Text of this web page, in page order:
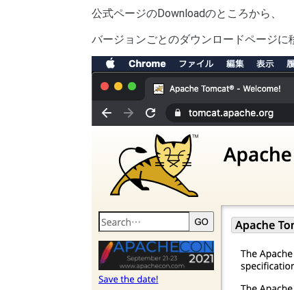
公式ページのDownloadのところから、
バージョンごとのダウンロードページに